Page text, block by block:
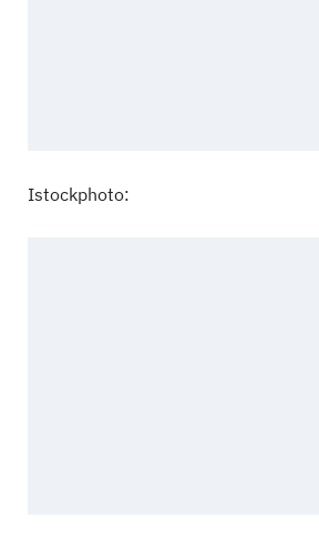
Istockphoto: